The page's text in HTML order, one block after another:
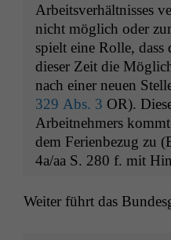
Arbeitsver­hält­niss­es
nicht möglich oder
spielt eine Rolle,
dieser Zeit die
nach ein­er neuen
329 Abs. 3 OR).
Arbeit­nehmers
dem Ferien­bezug zu (
4a/aa S. 280 f. mit
Weit­er führt das